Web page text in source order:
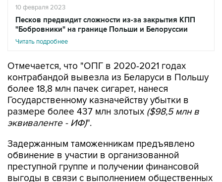
10 февраля 2023
Песков предвидит сложности из-за закрытия КПП
"Бобровники" на границе Польши и Белоруссии
Читать подробнее
Отмечается, что "ОПГ в 2020-2021 годах
контрабандой вывезла из Беларуси в Польшу
более 18,8 млн пачек сигарет, нанеся
Государственному казначейству убытки в
размере более 437 млн злотых ($98,5 млн в
эквиваленте - ИФ)".
Задержанным таможенникам предъявлено
обвинение в участии в организованной
преступной группе и получении финансовой
выгоды в связи с выполнением общественных